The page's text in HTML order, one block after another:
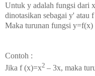
Untuk y adalah fungsi dari
dinotasikan sebagai y' atau f
Maka turunan fungsi y=f(x)
Contoh :
Jika f (x)=x2 – 3x, maka